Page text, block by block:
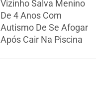
Vizinho Salva Menino
De 4 Anos Com
Autismo De Se Afogar
Após Cair Na Piscina